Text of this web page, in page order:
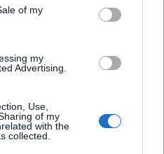
of my
my
Advertising.
Use,
of my
with the
collected.
PLUS DE L'AUTEUR
août :
la pénurie de
sécurité
Un chewing-gum
révolutionnaire pour
combattre le cancer